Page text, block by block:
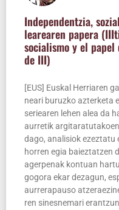
Inde­pen­den­tzia,
lea­rea­ren pape­ra
socia­lis­mo y el
de III)
[EUS] Eus­kal Herria­ren
nea­ri buruz­ko azter­ke­ta
seriea­ren lehen alea da
aurre­tik
dago, ana­li­siok ezez­ta­tu
horren egia baiez­tatzen
ager­pe­nak kon­tuan
gogo­ra ekar deza­gun,
aurre­ra­pau­so
ren sines­ne­ma­ri